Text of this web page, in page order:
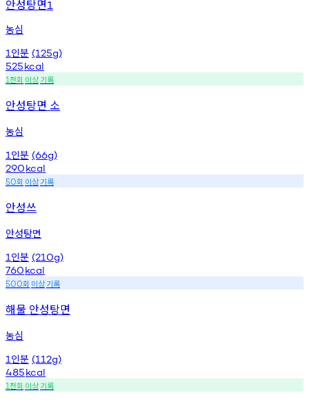
안성탕면1
농심
1 인분 (125g)
525kcal
1천회 이상기록
안성탕면 소
농심
1 인분 (66g)
290kcal
50회 이상기록
안성쓰
안성탕면
1 인분 (210g)
760kcal
500회 이상기록
해물 안성탕면
농심
1 인분 (112g)
485kcal
1천회 이상기록